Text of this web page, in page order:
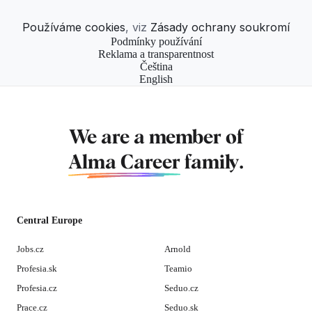
Používáme cookies, viz Zásady ochrany soukromí
Podmínky používání
Reklama a transparentnost
Čeština
English
We are a member of
Alma Career family.
Central Europe
Jobs.cz
Profesia.sk
Profesia.cz
Prace.cz
Arnold
Teamio
Seduo.cz
Seduo.sk